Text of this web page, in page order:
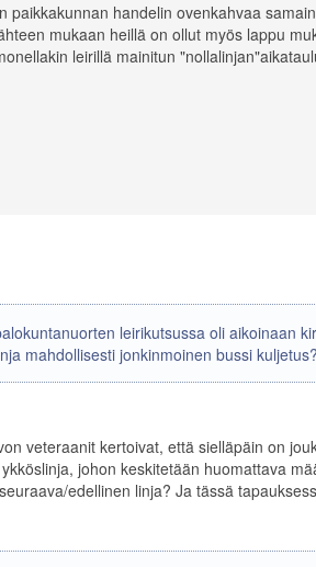
paikkakunnan handelin ovenkahvaa
mukaan heillä on ollut myös lappu
leirillä mainitun
leirikutsussa oli aikoinaan
mahdollisesti jonkinmoinen bussi kuljetus?
veteraanit kertoivat, että sielläpäin on
johon keskitetään huomattava
edellinen linja? Ja tässä